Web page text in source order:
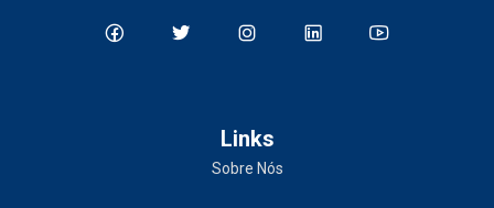
Links
Sobre Nós